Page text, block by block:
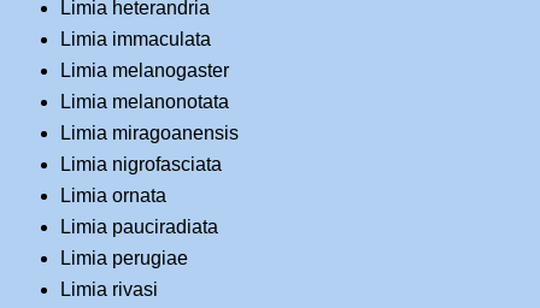
Limia heterandria
Limia immaculata
Limia melanogaster
Limia melanonotata
Limia miragoanensis
Limia nigrofasciata
Limia ornata
Limia pauciradiata
Limia perugiae
Limia rivasi